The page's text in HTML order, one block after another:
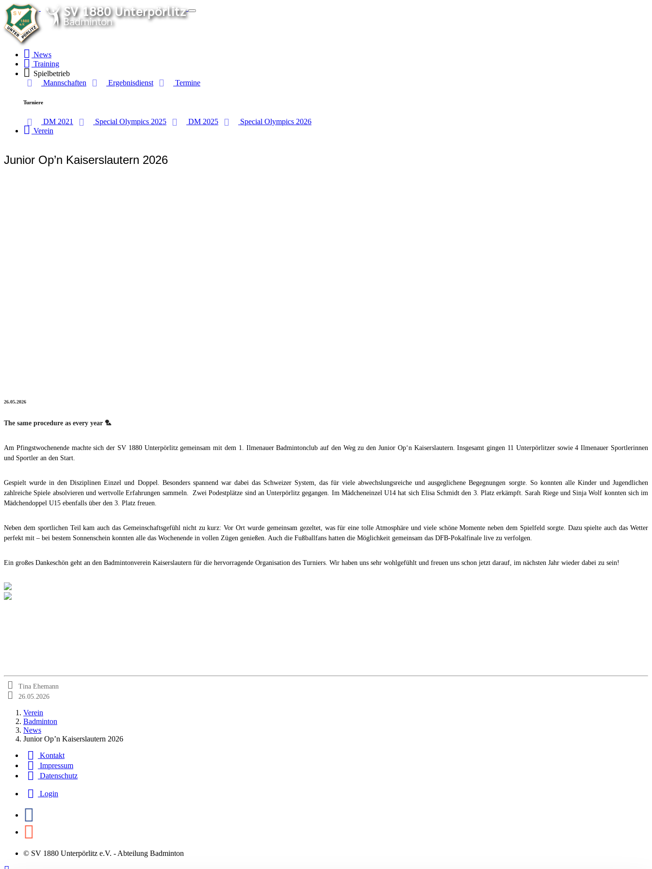
Toggle
News
Training
Spielbetrieb
Mannschaften
Ergebnisdienst Termine
Turniere
DM 2021 Special Olympics 2025 DM 2025
Special Olympics 2026
Verein
Junior Op’n Kaiserslautern 2026
26.05.2026
The same procedure as every year 🏸
Am Pfingstwochenende machte sich der SV 1880 Unterpörlitz gemeinsam mit dem 1. Ilmenauer Badmintonclub auf den Weg zu den Junior Op‘n Kaiserslautern. Insgesamt gingen 11 Unterpörlitzer sowie 4 Ilmenauer Sportlerinnen
und Sportler an den Start.
Gespielt wurde in den Disziplinen Einzel und Doppel. Besonders spannend war dabei das Schweizer System, das für viele abwechslungsreiche und ausgeglichene Begegnungen sorgte. So konnten alle Kinder und Jugendlichen
zahlreiche Spiele absolvieren und wertvolle Erfahrungen sammeln. Zwei Podestplätze sind an Unterpörlitz gegangen. Im Mädcheneinzel U14 hat sich Elisa Schmidt den 3. Platz erkämpft. Sarah Riege und Sinja Wolf konnten sich im
Mädchendoppel U15 ebenfalls über den 3. Platz freuen.
Neben dem sportlichen Teil kam auch das Gemeinschaftsgefühl nicht zu kurz: Vor Ort wurde gemeinsam gezeltet, was für eine tolle Atmosphäre und viele schöne Momente neben dem Spielfeld sorgte. Dazu spielte auch das Wetter
perfekt mit – bei bestem Sonnenschein konnten alle das Wochenende in vollen Zügen genießen. Auch die Fußballfans hatten die Möglichkeit gemeinsam das DFB-Pokalfinale live zu verfolgen.
Ein großes Dankeschön geht an den Badmintonverein Kaiserslautern für die hervorragende Organisation des Turniers. Wir haben uns sehr wohlgefühlt und freuen uns schon jetzt darauf, im nächsten Jahr wieder dabei zu sein!
Tina Ehemann
26.05.2026
Verein
Badminton
News
Junior Op’n Kaiserslautern 2026
Kontakt
Impressum
Datenschutz
Login
© SV 1880 Unterpörlitz e.V. - Abteilung Badminton